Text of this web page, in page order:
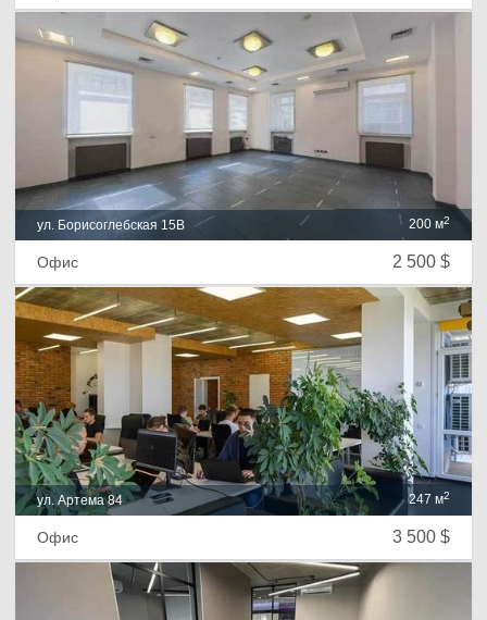
ул. Борисоглебская 15В 200 м2
2 500 $
Офис
ул. Артема 84 247 м2
3 500 $
Офис